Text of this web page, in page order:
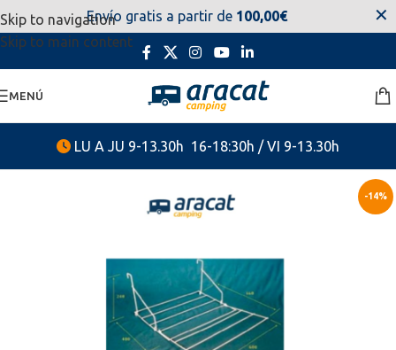
Skip to navigation
Skip to main content
estaremos disponibles. Disculpen las molestias.
MENÚ
LU A JU 9-13.30h 16-18:30h / VI 9-13.30h
Envío gratis a partir de 100,00€ ✕
-14%